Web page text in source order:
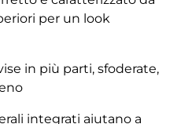
per un look
in più parti, sfoderate,
integrati aiutano a